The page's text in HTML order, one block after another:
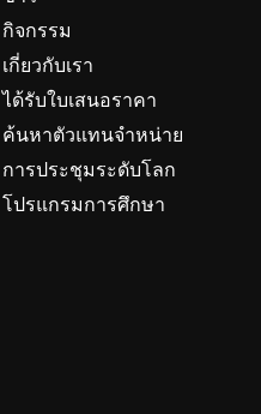
กิจกรรม
เกี่ยวกับเรา
ได้รับใบเสนอราคา
ค้นหาตัวแทนจำหน่าย
การประชุมระดับโลก
โปรแกรมการศึกษา